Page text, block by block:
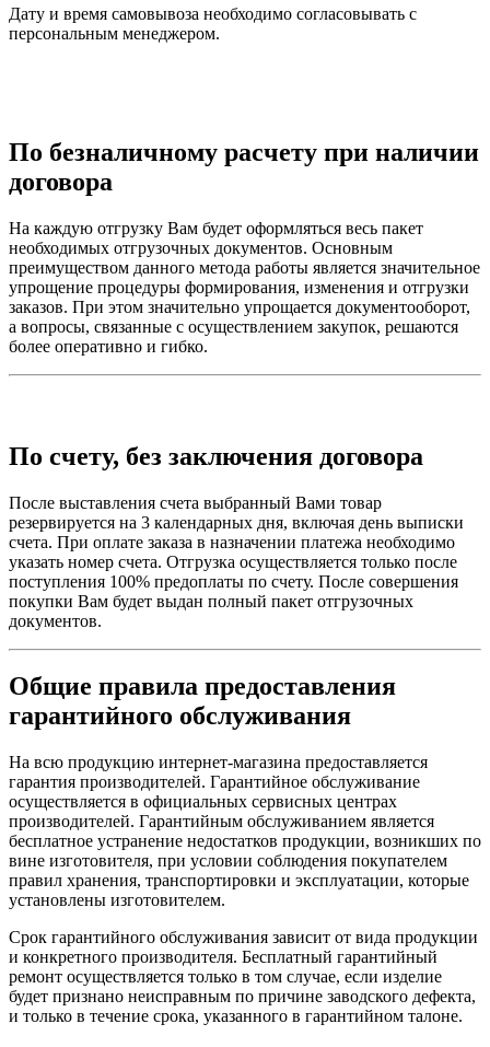
Дату и время самовывоза необходимо согласовывать с
персональным менеджером.
По безналичному расчету при наличии
договора
На каждую отгрузку Вам будет оформляться весь пакет
необходимых отгрузочных документов. Основным
преимуществом данного метода работы является значительное
упрощение процедуры формирования, изменения и отгрузки
заказов. При этом значительно упрощается документооборот,
а вопросы, связанные с осуществлением закупок, решаются
более оперативно и гибко.
По счету, без заключения договора
После выставления счета выбранный Вами товар
резервируется на 3 календарных дня, включая день выписки
счета. При оплате заказа в назначении платежа необходимо
указать номер счета. Отгрузка осуществляется только после
поступления 100% предоплаты по счету. После совершения
покупки Вам будет выдан полный пакет отгрузочных
документов.
Общие правила предоставления
гарантийного обслуживания
На всю продукцию интернет-магазина предоставляется
гарантия производителей. Гарантийное обслуживание
осуществляется в официальных сервисных центрах
производителей. Гарантийным обслуживанием является
бесплатное устранение недостатков продукции, возникших по
вине изготовителя, при условии соблюдения покупателем
правил хранения, транспортировки и эксплуатации, которые
установлены изготовителем.
Срок гарантийного обслуживания зависит от вида продукции
и конкретного производителя. Бесплатный гарантийный
ремонт осуществляется только в том случае, если изделие
будет признано неисправным по причине заводского дефекта,
и только в течение срока, указанного в гарантийном талоне.